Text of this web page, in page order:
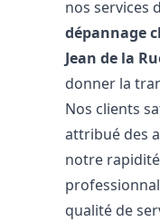
nos services
dépannage
Jean de la
donner la
Nos clients
attribué des
notre
qualité de